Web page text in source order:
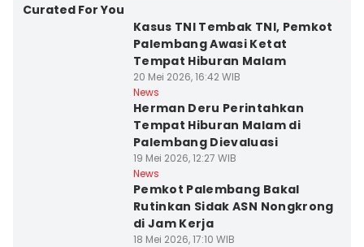
Curated For You
Kasus TNI Tembak TNI, Pemkot
Palembang Awasi Ketat
Tempat Hiburan Malam
20 Mei 2026, 16:42 WIB
News
Herman Deru Perintahkan
Tempat Hiburan Malam di
Palembang Dievaluasi
19 Mei 2026, 12:27 WIB
News
Pemkot Palembang Bakal
Rutinkan Sidak ASN Nongkrong
di Jam Kerja
18 Mei 2026, 17:10 WIB